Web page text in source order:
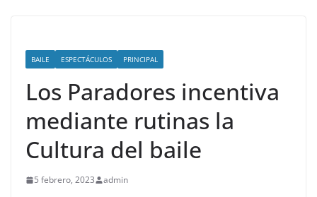
BAILE ESPECTÁCULOS PRINCIPAL
Los Paradores incentiva
mediante rutinas la
Cultura del baile
5 febrero, 2023 admin